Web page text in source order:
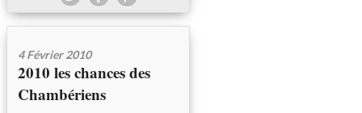
4 Février 2010
2010 les chances des
Chambériens